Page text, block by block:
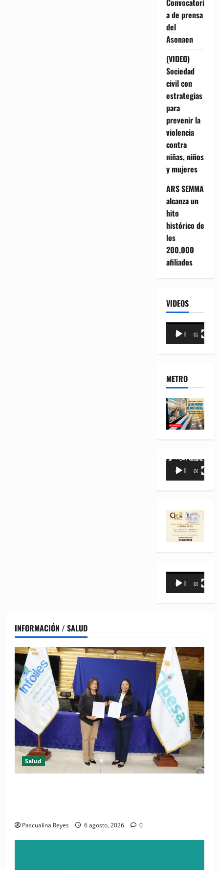
Convocatori
a de prensa
del
Asonaen
(VIDEO)
Sociedad
civil con
estrategias
para
prevenir la
violencia
contra
niñas, niños
y mujeres
ARS SEMMA
alcanza un
hito
histórico de
los
200,000
afiliados
VIDEOS
Reproductor
00:00 02:18
METRO
Reproductor
00:00 00:35
Reproductor
00:00 00:31
INFORMACIÓN / SALUD
Salud
Pascualina Reyes 6 agosto, 2026 0